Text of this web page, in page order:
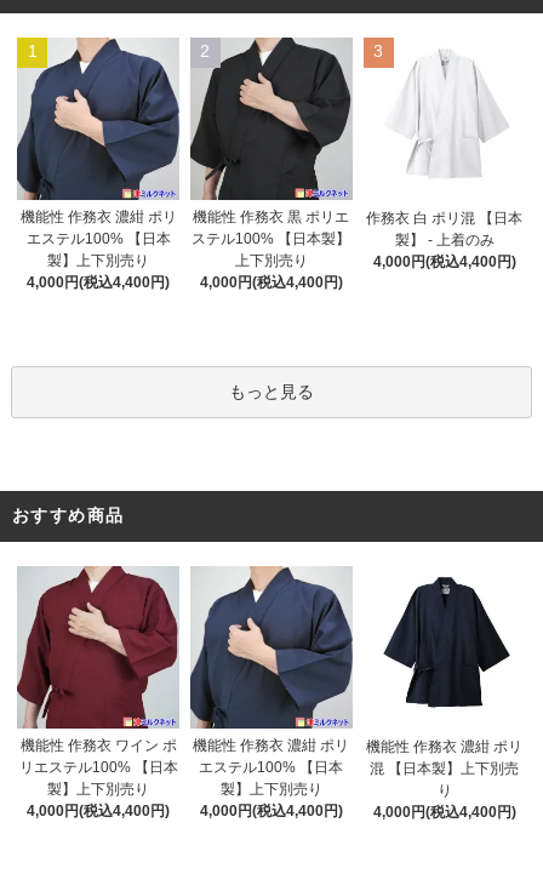
1
機能性 作務衣 濃紺 ポリ
エステル100% 【日本
製】上下別売り
4,000円(税込4,400円)
2
機能性 作務衣 黒 ポリエ
ステル100% 【日本製】
上下別売り
4,000円(税込4,400円)
3
作務衣 白 ポリ混 【日本
製】 - 上着のみ
4,000円(税込4,400円)
もっと見る
おすすめ商品
機能性 作務衣 ワイン ポ
リエステル100% 【日本
製】上下別売り
4,000円(税込4,400円)
機能性 作務衣 濃紺 ポリ
エステル100% 【日本
製】上下別売り
4,000円(税込4,400円)
機能性 作務衣 濃紺 ポリ
混 【日本製】上下別売
り
4,000円(税込4,400円)